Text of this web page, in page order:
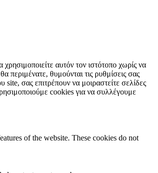
αυτόν τον ιστότοπο χωρίς να
θυμούνται τις ρυθμίσεις σας
σας επιτρέπουν να μοιραστείτε σελίδες
cookies για να συλλέγουμε
of the website. These cookies do not